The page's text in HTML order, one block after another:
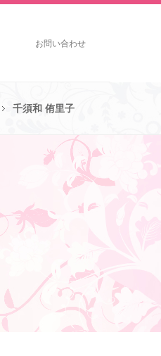
お問い合わせ
千須和 侑里子